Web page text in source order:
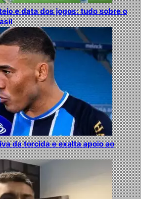
e data dos jogos: tudo sobre o
da torcida e exalta apoio ao